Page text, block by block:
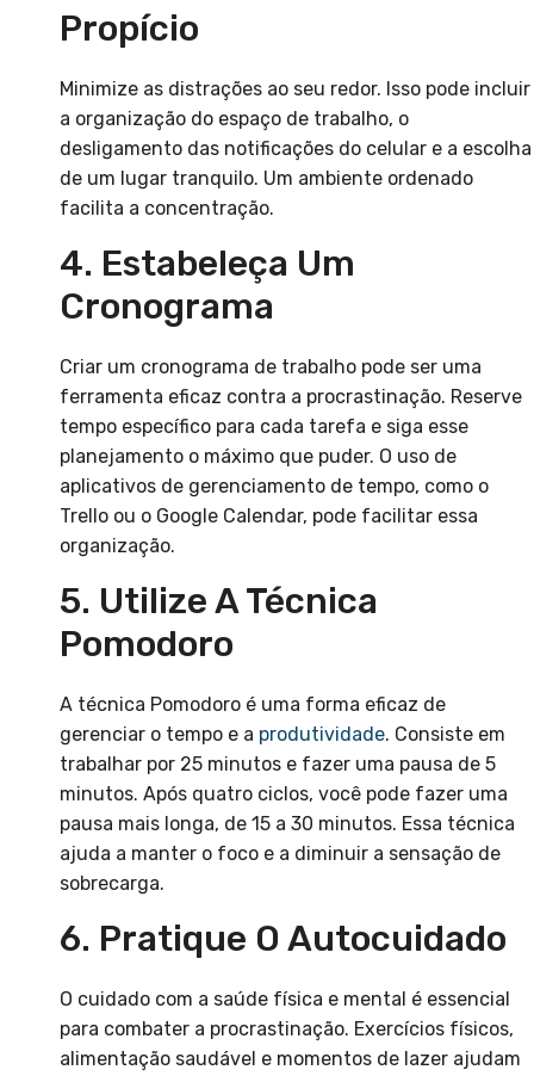
Propício
Minimize as distrações ao seu redor. Isso pode incluir
a organização do espaço de trabalho, o
desligamento das notificações do celular e a escolha
de um lugar tranquilo. Um ambiente ordenado
facilita a concentração.
4. Estabeleça Um
Cronograma
Criar um cronograma de trabalho pode ser uma
ferramenta eficaz contra a procrastinação. Reserve
tempo específico para cada tarefa e siga esse
planejamento o máximo que puder. O uso de
aplicativos de gerenciamento de tempo, como o
Trello ou o Google Calendar, pode facilitar essa
organização.
5. Utilize A Técnica
Pomodoro
A técnica Pomodoro é uma forma eficaz de
gerenciar o tempo e a produtividade. Consiste em
trabalhar por 25 minutos e fazer uma pausa de 5
minutos. Após quatro ciclos, você pode fazer uma
pausa mais longa, de 15 a 30 minutos. Essa técnica
ajuda a manter o foco e a diminuir a sensação de
sobrecarga.
6. Pratique O Autocuidado
O cuidado com a saúde física e mental é essencial
para combater a procrastinação. Exercícios físicos,
alimentação saudável e momentos de lazer ajudam